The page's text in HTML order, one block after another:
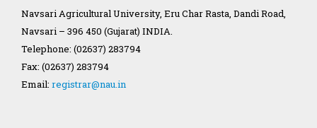
GAU Act 2004
NAU Statute(Revised)
Navsari Agricultural University, Eru Char Rasta, Dandi Road,
Navsari – 396 450 (Gujarat) INDIA.
Telephone: (02637) 283794
Fax: (02637) 283794
Email: registrar@nau.in